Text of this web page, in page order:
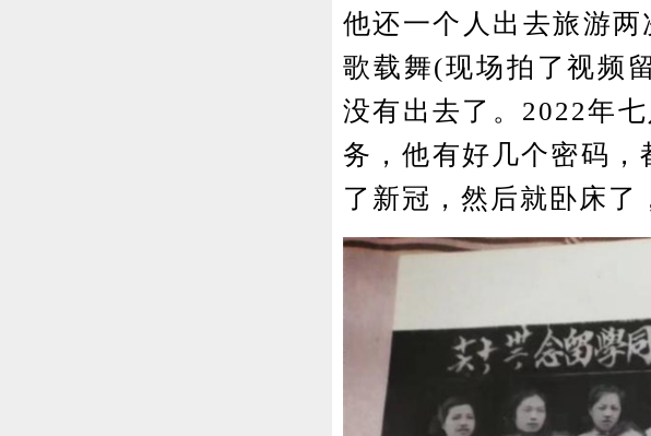
他还一个人出去旅游
歌载舞(现场拍了视频
没有出去了。2022年
务，他有好几个密码
了新冠，然后就卧床了